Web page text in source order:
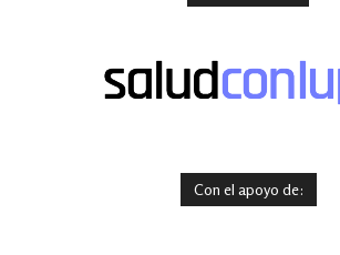
Con el apoyo de: